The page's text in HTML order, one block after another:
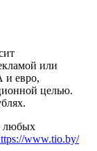
или
и евро,
целью.
любых
www.tio.by/